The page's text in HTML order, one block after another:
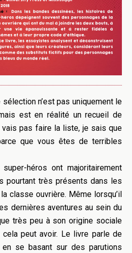
n’est pas uniquement le
est en réalité un recueil de
pas faire la liste, je sais que
que vous êtes de terribles
héros ont majoritairement
pourtant très présents dans les
classe ouvrière. Même lorsqu’il
dernières aventures au sein du
très peu à son origine sociale
peut avoir. Le livre parle de
se basant sur des parutions